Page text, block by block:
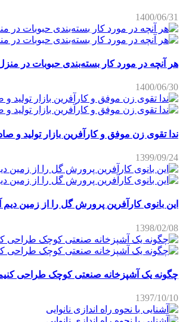
1400/06/31
هر آنچه در مورد کار بسته‌بندی حبوبات در منزل
1400/06/30
ندا تقوی زن موفق و کارآفرین بازار تولید و
1399/09/24
این بانوی کارآفرین پرورش گل را از زمین
1398/02/08
چگونه یک آشپزخانه صنعتی کوچک طراحی
1397/10/10